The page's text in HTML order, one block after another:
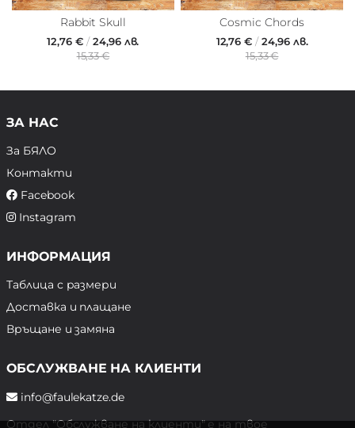
Rabbit Skull
12,76 € /24,96 лв.
15,33 €
Cosmic Chords
12,76 €/24,96 лв.
15,33 €
ЗА НАС
За БЯЛО
Контакти
Facebook
Instagram
ИНФОРМАЦИЯ
Таблица с размери
Доставка и плащане
Връщане и замяна
ОБСЛУЖВАНЕ НА КЛИЕНТИ
info@faulekatze.de
Отдел "Обслужване на клиенти" е на твое